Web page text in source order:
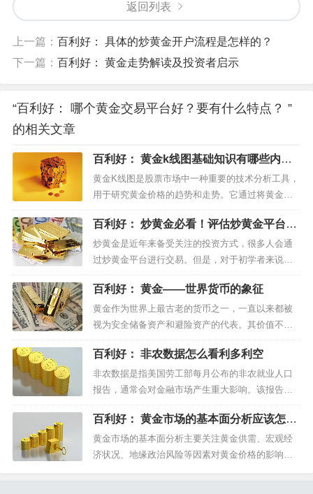
5.金融产品和市场信息
一个好的黄金交易平台应该提供广泛的金融产品选择，如
现货黄金、黄金期货、衍生品等。此外，平台还应提供全
决策。
上述特点，并选择那些能够满足个人需求的平台。在市场
上做好充分的调查和比较，与其他投资者的经验分享，也
有助于找到最适合自己的黄金交易平台。最后，投资者还
应始终保持谨慎和警惕，以确保他们的投资安全和盈利能
力。随着炒黄金逐渐成为人们投资的热点，选好黄金交易
平台，就是其中的关键，做好这点才能让后续的投资更放
心，而百利好作为香港金银业贸易场AA类145号行员，持
牌经营，提供交易编码，信誉有保证，所有交易活动均受
贸易场的认可和监管，品牌资质多年来受到广大用户的信
赖。
通过选择具备安全可靠性、费用透明度、交易工具和功
能、客户支持以及金融产品和市场信息等特点的黄金交易
平台，投资者可以更好地开展他们在黄金市场的投资活
动，并实现稳定的回报。记住，选择一个好的黄金交易平
返回列表
上一篇： 百利好： 具体的炒黄金开户流程是怎样的？
下一篇： 百利好： 黄金走势解读及投资者启示
“百利好： 哪个黄金交易平台好？要有什么特点？ ”
的相关文章
百利好： 黄金k线图基础知识有哪些内
容？
黄金K线图是股票市场中一种重要的技术分析工具，
用于研究黄金价格的趋势和走势。它通过将黄金价
格以时间序列的形式表示出来，帮助投资者更好地
理解市场的供需关系和价格波动情况。以下是黄金K
线图基础知识的一些内容。1.K线图的基本元素：K
线图由一系列“K线”组成，每个K线代表一段时间内
的价格走势。每个K线...
百利好： 炒黄金必看！评估炒黄金平台的
3大关键因素
炒黄金是近年来备受关注的投资方式，很多人会通
过炒黄金平台进行交易。但是，对于初学者来说，
如何选择一个好的炒黄金平台是非常重要的。本文
将介绍如何评估炒黄金平台的3大关键因素。第一大
关键因素：监管机构一个好的炒黄金平台必须要受
到合法的监管机构的监督和管理。投资者在选择炒
黄金平台时应该查看平台是否受到...
百利好： 黄金——世界货币的象征
黄金作为世界上最古老的货币之一，一直以来都被
视为安全储备资产和避险资产的代表。其价值不仅
体现在其稀缺性和珍贵性上，还体现在它在国际金
融市场中的地位和作用上。首先，黄金是国际金融
市场上的重要资产。黄金的价格被广泛用作通货膨
胀和经济稳定的指标，同时也被用作国际贸易中的
结算资产。此外，黄金还是国际外汇...
百利好： 非农数据怎么看利多利空
非农数据是指美国劳工部每月公布的非农就业人口
报告，通常会对金融市场产生重大影响。该报告会
公布上个月美国非农部门新增就业人口、失业率和
平均时薪等数据。非农数据对市场的利多利空判断
取决于具体数据和市场预期之间的差距。如果非农
数据高于市场预期，通常被视为利多（bullish）的信
百利好： 黄金市场的基本面分析应该怎么
看？
黄金市场的基本面分析主要关注黄金供需、宏观经
济状况、地缘政治风险等因素对黄金价格的影响。